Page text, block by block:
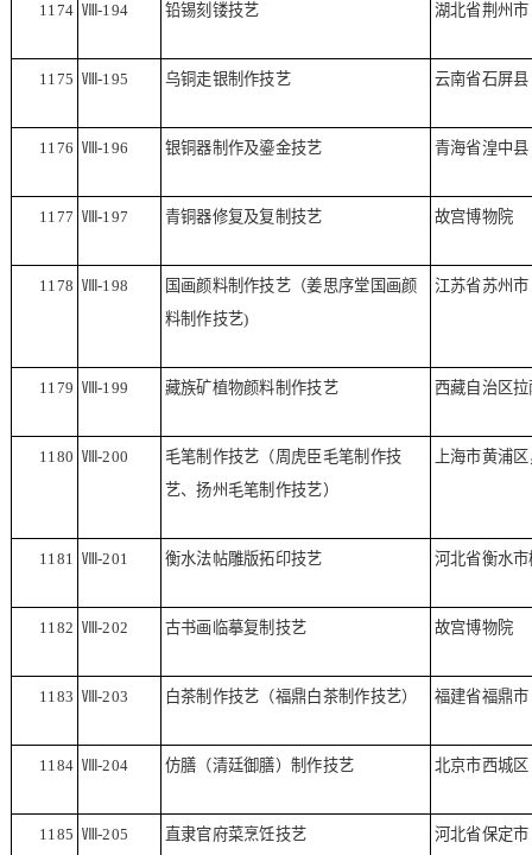
1174 Ⅷ -194 铅锡刻镂技艺 湖北省荆州市
1175 Ⅷ -195 乌铜走银制作技艺 云南省石屏县
1176 Ⅷ -196 银铜器制作及鎏金技艺 青海省湟中县
1177 Ⅷ -197 青铜器修复及复制技艺 故宫博物院
1178 Ⅷ -198
国画颜料制作技艺（姜思序堂国画颜
料制作技艺)
江苏省苏州市
1179 Ⅷ -199 藏族矿植物颜料制作技艺 西藏自治区
1180 Ⅷ -200
毛笔制作技艺（周虎臣毛笔制作技
艺、扬州毛笔制作技艺）
上海市黄浦
1181 Ⅷ -201 衡水法帖雕版拓印技艺 河北省衡水
1182 Ⅷ -202 古书画临摹复制技艺 故宫博物院
1183 Ⅷ -203 白茶制作技艺（福鼎白茶制作技艺） 福建省福鼎市
1184 Ⅷ -204 仿膳（清廷御膳）制作技艺 北京市西城区
1185 Ⅷ -205 直隶官府菜烹饪技艺 河北省保定市